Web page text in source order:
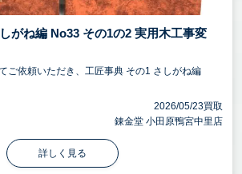
がね編 No33 その1の2 実用木工事変
ご依頼いただき、工匠事典 その1 さしがね編
2026/05/23買取
錬金堂 小田原鴨宮中里店
詳しく見る